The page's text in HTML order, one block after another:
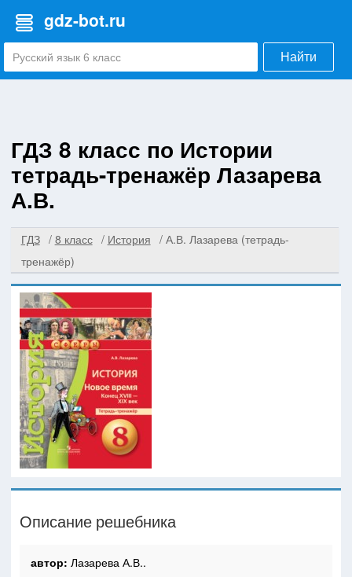
gdz-bot.ru
Найти
ГДЗ 8 класс по Истории
тетрадь-тренажёр Лазарева
А.В.
ГДЗ 8 класс История
А.В. Лазарева (тетрадь-
тренажёр)
Описание решебника
автор:Лазарева А.В..